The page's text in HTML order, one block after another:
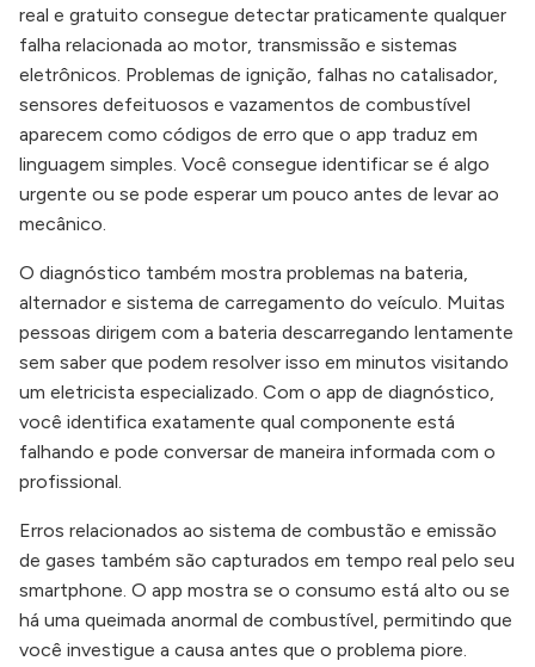
real e gratuito consegue detectar praticamente qualquer
falha relacionada ao motor, transmissão e sistemas
eletrônicos. Problemas de ignição, falhas no catalisador,
sensores defeituosos e vazamentos de combustível
aparecem como códigos de erro que o app traduz em
linguagem simples. Você consegue identificar se é algo
urgente ou se pode esperar um pouco antes de levar ao
mecânico.
O diagnóstico também mostra problemas na bateria,
alternador e sistema de carregamento do veículo. Muitas
pessoas dirigem com a bateria descarregando lentamente
sem saber que podem resolver isso em minutos visitando
um eletricista especializado. Com o app de diagnóstico,
você identifica exatamente qual componente está
falhando e pode conversar de maneira informada com o
profissional.
Erros relacionados ao sistema de combustão e emissão
de gases também são capturados em tempo real pelo seu
smartphone. O app mostra se o consumo está alto ou se
há uma queimada anormal de combustível, permitindo que
você investigue a causa antes que o problema piore.